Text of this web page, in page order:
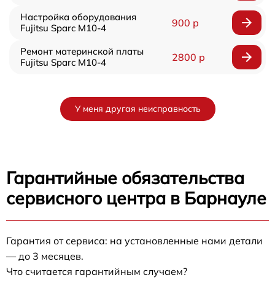
Настройка оборудования
Fujitsu Sparc M10-4
900 р
Ремонт материнской платы
Fujitsu Sparc M10-4
2800 р
У меня другая неисправность
Гарантийные обязательства
сервисного центра в Барнауле
Гарантия от сервиса: на установленные нами детали
— до 3 месяцев.
Что считается гарантийным случаем?